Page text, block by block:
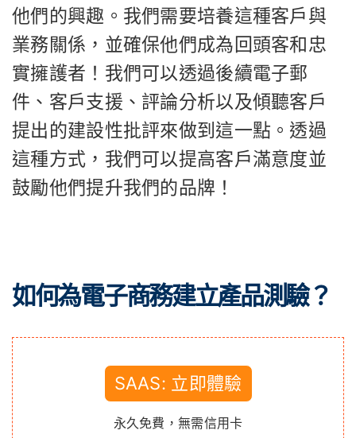
他們的興趣。我們需要培養這種客戶與
業務關係，並確保他們成為回頭客和忠
實擁護者！我們可以透過後續電子郵
件、客戶支援、評論分析以及傾聽客戶
提出的建設性批評來做到這一點。透過
這種方式，我們可以提高客戶滿意度並
鼓勵他們提升我們的品牌！
如何為電子商務建立產品測驗？
SAAS: 立即體驗
永久免費，無需信用卡